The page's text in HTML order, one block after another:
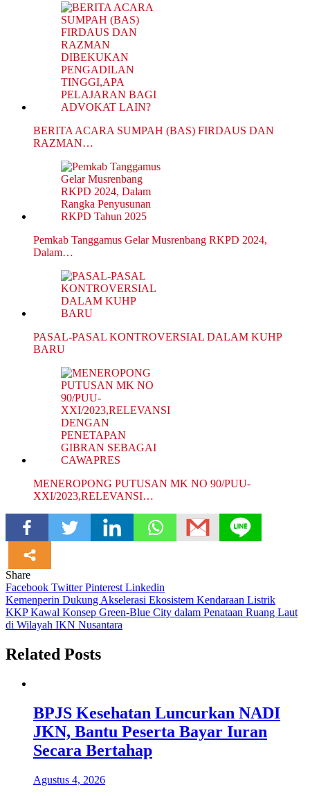
BERITA ACARA SUMPAH (BAS) FIRDAUS DAN
RAZMAN…
Pemkab Tanggamus Gelar Musrenbang RKPD 2024,
Dalam…
PASAL-PASAL KONTROVERSIAL DALAM KUHP
BARU
MENEROPONG PUTUSAN MK NO 90/PUU-
XXI/2023,RELEVANSI…
Share
Facebook TwitterPinterest Linkedin
Navigasi
pos
Kemenperin Dukung Akselerasi Ekosistem Kendaraan Listrik
KKP Kawal Konsep Green-Blue City dalam Penataan Ruang Laut
di Wilayah IKN Nusantara
Related Posts
BPJS Kesehatan Luncurkan NADI
JKN, Bantu Peserta Bayar Iuran
Secara Bertahap
Agustus 4, 2026